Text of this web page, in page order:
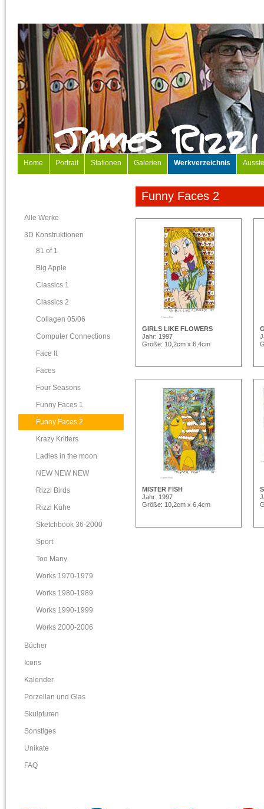
Home Portrait Stationen Galerien Werkverzeichnis
Alle Werke
3D Konstruktionen
81 of 1
Big Apple
Classics 1
Classics 2
Collagen 05/06
Computer Connections
Face It
Faces
Four Seasons
Funny Faces 1
Funny Faces 2
Krazy Kritters
Ladies in the moon
NEW NEW NEW
Rizzi Birds
Rizzi Kühe
Sketchbook 36-2000
Sport
Too Many
Works 1970-1979
Works 1980-1989
Works 1990-1999
Works 2000-2006
Bücher
Icons
Kalender
Porzellan und Glas
Skulpturen
Sonstiges
Unikate
FAQ
Funny Faces 2
GIRLS LIKE FLOWERS
Jahr: 1997
Größe: 10,2cm x 6,4cm
MISTER FISH
Jahr: 1997
Größe: 10,2cm x 6,4cm